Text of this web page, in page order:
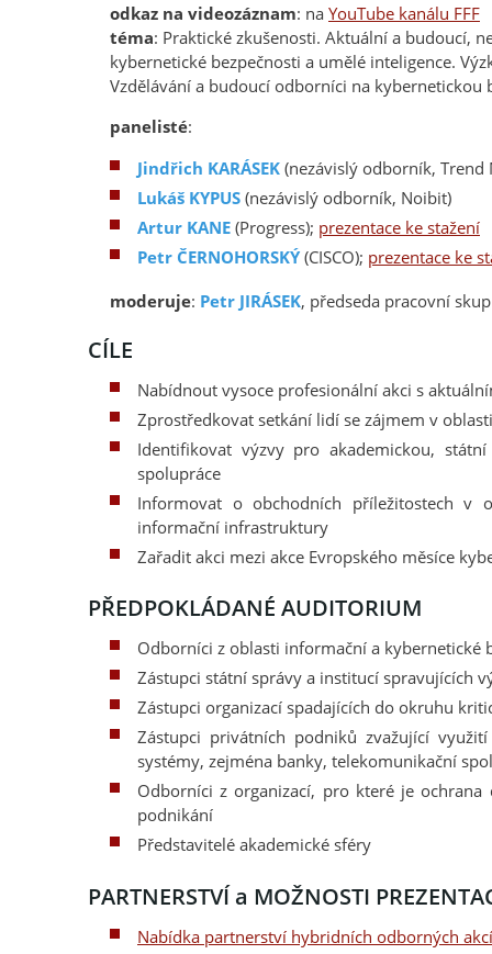
odkaz na videozáznam: na YouTube kanálu FFF
téma: Praktické zkušenosti. Aktuální a budoucí,
kybernetické bezpečnosti a umělé inteligence.
Vzdělávání a budoucí odborníci na kybernetickou
panelisté:
Jindřich KARÁSEK (nezávislý odborník,
Lukáš KYPUS (nezávislý odborník, Noibit)
Artur KANE (Progress); prezentace ke stažení
Petr ČERNOHORSKÝ(CISCO); prezentace ke
moderuje: Petr JIRÁSEK, předseda pracovní
CÍLE
Nabídnout vysoce profesionální akci s
Zprostředkovat setkání lidí se zájmem v
Identifikovat výzvy pro akademickou,
spolupráce
Informovat o obchodních příležitostech v
informační infrastruktury
Zařadit akci mezi akce Evropského měsíce
PŘEDPOKLÁDANÉ AUDITORIUM
Odborníci z oblasti informační a kybernetické
Zástupci státní správy a institucí spravujících
Zástupci organizací spadajících do okruhu
Zástupci privátních podniků zvažující
systémy, zejména banky, telekomunikační
Odborníci z organizací, pro které je
podnikání
Představitelé akademické sféry
PARTNERSTVÍ a MOŽNOSTI
Nabídka partnerství hybridních odborných akcí